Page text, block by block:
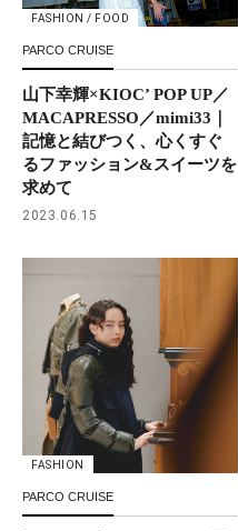
FASHION / FOOD
PARCO CRUISE
山下幸輝×KIOC’ POP UP／
MACAPRESSO／mimi33｜
記憶と結びつく、心くすぐ
るファッション&スイーツを
求めて
2023.06.15
FASHION
PARCO CRUISE